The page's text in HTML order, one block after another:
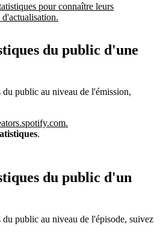
pour connaître leurs
du public d'une
public au niveau de l'émission,
.
du public d'un
public au niveau de l'épisode, suivez